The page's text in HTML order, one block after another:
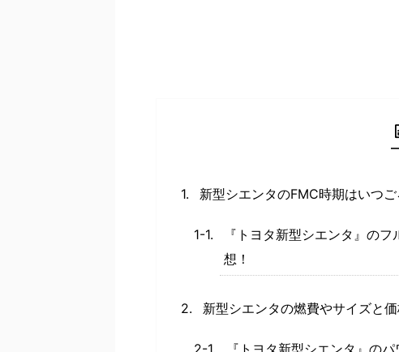
新型シエンタのFMC時期はいつご
『トヨタ新型シエンタ』の
想！
新型シエンタの燃費やサイズと価
『トヨタ新型シエンタ』の